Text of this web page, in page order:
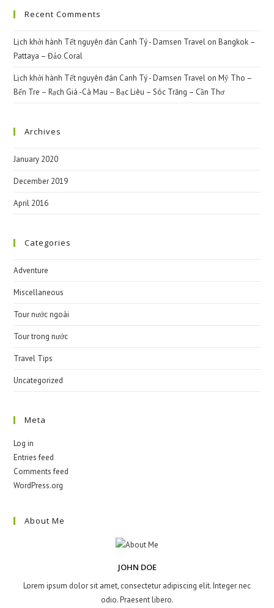
Recent Comments
Lịch khởi hành Tết nguyên đán Canh Tý - Damsen Travel onBangkok –
Pattaya – Đảo Coral
Lịch khởi hành Tết nguyên đán Canh Tý - Damsen Travel onMỹ Tho –
Bến Tre – Rạch Giá -Cà Mau – Bạc Liêu – Sóc Trăng – Cần Thơ
Archives
January 2020
December 2019
April 2016
Categories
Adventure
Miscellaneous
Tour nước ngoài
Tour trong nước
Travel Tips
Uncategorized
Meta
Log in
Entries feed
Comments feed
WordPress.org
About Me
JOHN DOE
Lorem ipsum dolor sit amet, consectetur adipiscing elit. Integer nec
odio. Praesent libero.